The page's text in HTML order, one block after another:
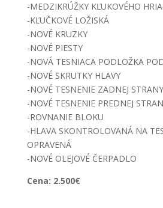
-MEDZIKRÚŽKY KĽUKOVÉHO
-KĽUČKOVÉ LOŽISKÁ
-NOVÉ KRUZKY
-NOVÉ PIESTY
-NOVÁ TESNIACA PODLOŽKA
-NOVÉ SKRUTKY HLAVY
-NOVÉ TESNENIE ZADNEJ
-NOVÉ TESNENIE PREDNEJ
-ROVNANIE BLOKU
-HLAVA SKONTROLOVANÁ NA
OPRAVENÁ
-NOVÉ OLEJOVÉ ČERPADLO
Cena: 2.500€